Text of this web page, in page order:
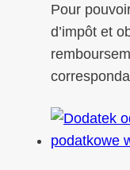
Pour
d’impôt et